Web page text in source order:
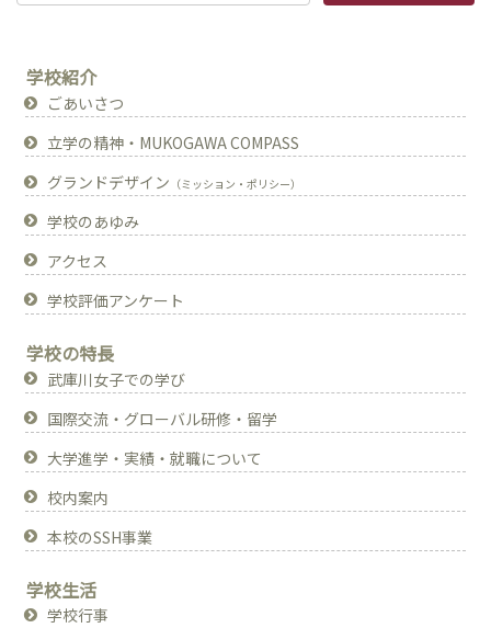
学校紹介
ごあいさつ
立学の精神・MUKOGAWA COMPASS
グランドデザイン （ミッション・ポリシー）
学校のあゆみ
アクセス
学校評価アンケート
学校の特長
武庫川女子での学び
国際交流・グローバル研修・留学
大学進学・実績・就職について
校内案内
本校のSSH事業
学校生活
学校行事